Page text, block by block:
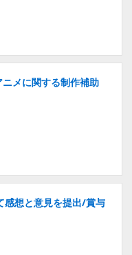
メに関する制作補助
感想と意見を提出/賞与